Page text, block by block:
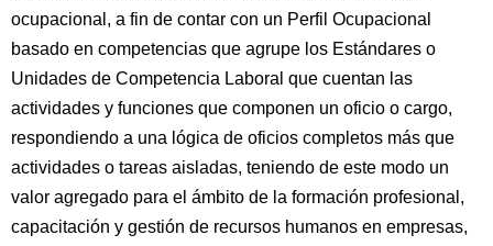
ocupacional, a fin de contar con un Perfil Ocupacional
basado en competencias que agrupe los Estándares o
Unidades de Competencia Laboral que cuentan las
actividades y funciones que componen un oficio o cargo,
respondiendo a una lógica de oficios completos más que
actividades o tareas aisladas, teniendo de este modo un
valor agregado para el ámbito de la formación profesional,
capacitación y gestión de recursos humanos en empresas,